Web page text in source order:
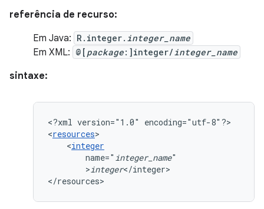
referência de recurso:
Em Java: R.integer. integer_name
Em XML: @[ package:]integer/integer_name
sintaxe:
<?xml version="1.0"
encoding="utf-8"?>
<resources
<integer
name=" integer_name
>integer</integer>
</resources>